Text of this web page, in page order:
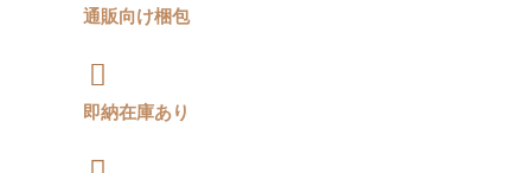
通販向け梱包
即納在庫あり